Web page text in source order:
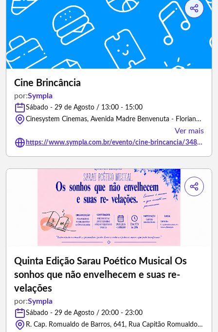
Cine Brincância
por:Sympla
Sábado - 29 de Agosto / 13:00 - 15:00
Cinesystem Cinemas, Avenida Madre Benvenuta - Florianópolis/Santa Catarina
Ver mais
https://www.sympla.com.br/evento/cine-brincancia/3488152
Quinta Edição Sarau Poético Musical Os
sonhos que não envelhecem e suas re-
velações
por:Sympla
Sábado - 29 de Agosto / 20:00 - 23:00
R. Cap. Romualdo de Barros, 641, Rua Capitão Romualdo de Barros - Florianópolis/Santa Catarina